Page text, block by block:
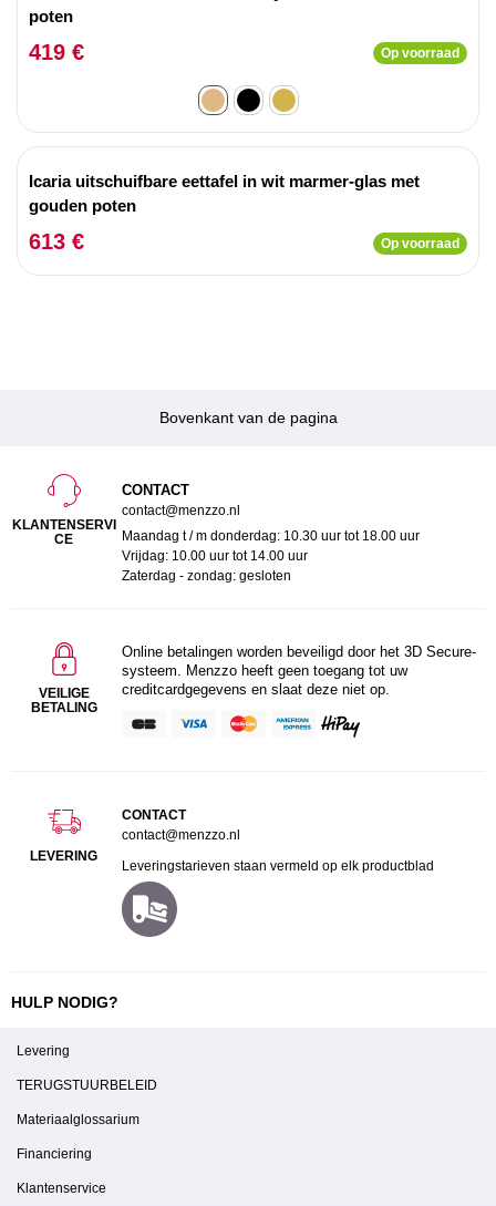
poten
419 € Op voorraad
Icaria uitschuifbare eettafel in wit marmer-glas met
gouden poten
613 € Op voorraad
Bovenkant van de pagina
KLANTENSERVI
CE
CONTACT
contact@menzzo.nl
Maandag t / m donderdag: 10.30 uur tot 18.00 uur
Vrijdag: 10.00 uur tot 14.00 uur
Zaterdag - zondag: gesloten
VEILIGE
BETALING
Online betalingen worden beveiligd door het 3D Secure-
systeem. Menzzo heeft geen toegang tot uw
creditcardgegevens en slaat deze niet op.
LEVERING
CONTACT
contact@menzzo.nl
Leveringstarieven staan vermeld op elk productblad
HULP NODIG?
Levering
TERUGSTUURBELEID
Materiaalglossarium
Financiering
Klantenservice